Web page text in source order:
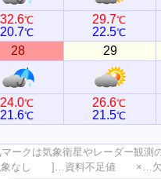
32.6℃
20.7℃
29.7℃
22.5℃
28 29
24.0℃
21.6℃
26.6℃
21.5℃
マークは気象衛星やレーダー観測
象なし ]…資料不足値 ×…欠